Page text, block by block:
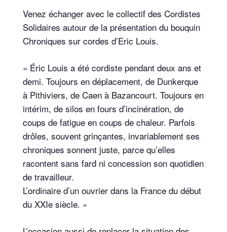
Venez échanger avec le collectif des Cordistes
Solidaires autour de la présentation du bouquin
Chroniques sur cordes d’Eric Louis.
« Éric Louis a été cordiste pendant deux ans et
demi. Toujours en déplacement, de Dunkerque
à Pithiviers, de Caen à Bazancourt. Toujours en
intérim, de silos en fours d’incinération, de
coups de fatigue en coups de chaleur. Parfois
drôles, souvent grinçantes, invariablement ses
chroniques sonnent juste, parce qu’elles
racontent sans fard ni concession son quotidien
de travailleur.
L’ordinaire d’un ouvrier dans la France du début
du XXIe siècle. »